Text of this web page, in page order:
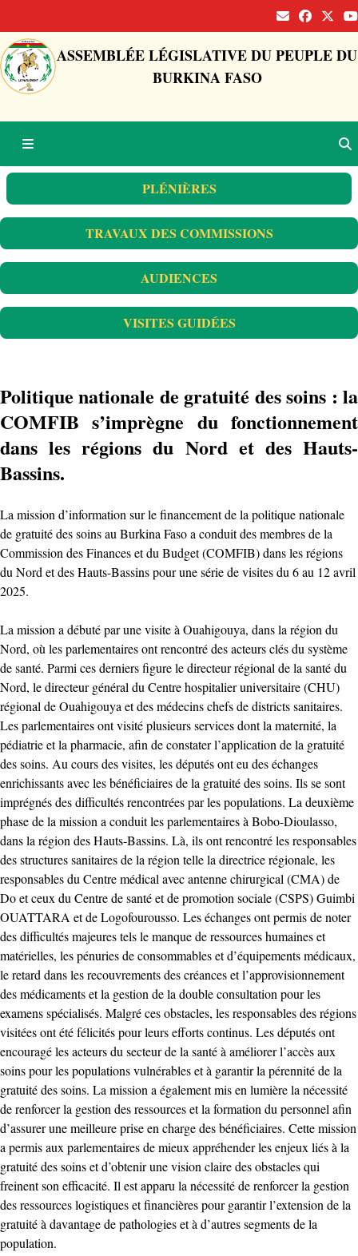
ASSEMBLÉE LÉGISLATIVE DU PEUPLE DU
BURKINA FASO
PLÉNIÈRES
TRAVAUX DES COMMISSIONS
AUDIENCES
VISITES GUIDÉES
Politique nationale de gratuité des soins : la
COMFIB s’imprègne du fonctionnement
dans les régions du Nord et des Hauts-
Bassins.
La mission d’information sur le financement de la politique nationale
de gratuité des soins au Burkina Faso a conduit des membres de la
Commission des Finances et du Budget (COMFIB) dans les régions
du Nord et des Hauts-Bassins pour une série de visites du 6 au 12 avril
2025.
La mission a débuté par une visite à Ouahigouya, dans la région du
Nord, où les parlementaires ont rencontré des acteurs clés du système
de santé. Parmi ces derniers figure le directeur régional de la santé du
Nord, le directeur général du Centre hospitalier universitaire (CHU)
régional de Ouahigouya et des médecins chefs de districts sanitaires.
Les parlementaires ont visité plusieurs services dont la maternité, la
pédiatrie et la pharmacie, afin de constater l’application de la gratuité
des soins. Au cours des visites, les députés ont eu des échanges
enrichissants avec les bénéficiaires de la gratuité des soins. Ils se sont
imprégnés des difficultés rencontrées par les populations. La deuxième
phase de la mission a conduit les parlementaires à Bobo-Dioulasso,
dans la région des Hauts-Bassins. Là, ils ont rencontré les responsables
des structures sanitaires de la région telle la directrice régionale, les
responsables du Centre médical avec antenne chirurgical (CMA) de
Do et ceux du Centre de santé et de promotion sociale (CSPS) Guimbi
OUATTARA et de Logofourousso. Les échanges ont permis de noter
des difficultés majeures tels le manque de ressources humaines et
matérielles, les pénuries de consommables et d’équipements médicaux,
le retard dans les recouvrements des créances et l’approvisionnement
des médicaments et la gestion de la double consultation pour les
examens spécialisés. Malgré ces obstacles, les responsables des régions
visitées ont été félicités pour leurs efforts continus. Les députés ont
encouragé les acteurs du secteur de la santé à améliorer l’accès aux
soins pour les populations vulnérables et à garantir la pérennité de la
gratuité des soins. La mission a également mis en lumière la nécessité
de renforcer la gestion des ressources et la formation du personnel afin
d’assurer une meilleure prise en charge des bénéficiaires. Cette mission
a permis aux parlementaires de mieux appréhender les enjeux liés à la
gratuité des soins et d’obtenir une vision claire des obstacles qui
freinent son efficacité. Il est apparu la nécessité de renforcer la gestion
des ressources logistiques et financières pour garantir l’extension de la
gratuité à davantage de pathologies et à d’autres segments de la
population.